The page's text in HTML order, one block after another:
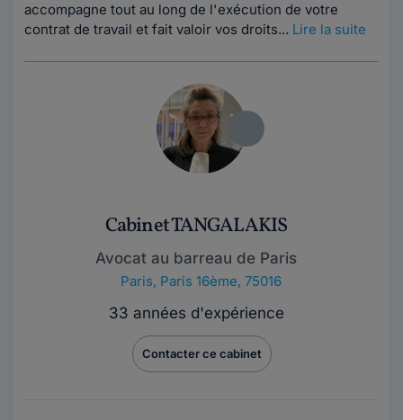
accompagne tout au long de l'exécution de votre
contrat de travail et fait valoir vos droits... Lire la suite
Cabinet TANGALAKIS
Avocat au barreau de Paris
Paris, Paris 16ème, 75016
33 années d'expérience
Contacter ce cabinet